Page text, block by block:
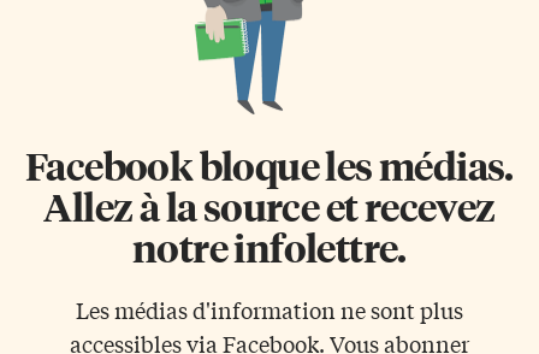
Facebook bloque les médias.
Allez à la source et recevez
notre infolettre.
Les médias d'information ne sont plus
accessibles via Facebook. Vous abonner